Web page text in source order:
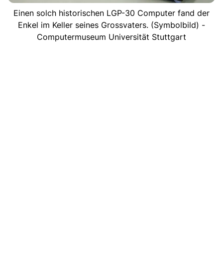
Einen solch historischen LGP-30 Computer fand der
Enkel im Keller seines Grossvaters. (Symbolbild) -
Computermuseum Universität Stuttgart